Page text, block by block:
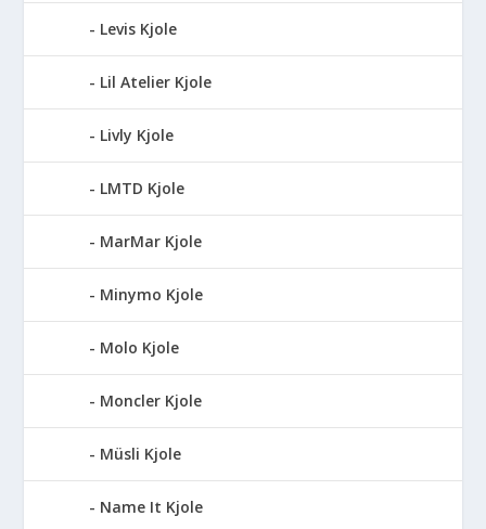
Levis Kjole
Lil Atelier Kjole
Livly Kjole
LMTD Kjole
MarMar Kjole
Minymo Kjole
Molo Kjole
Moncler Kjole
Müsli Kjole
Name It Kjole